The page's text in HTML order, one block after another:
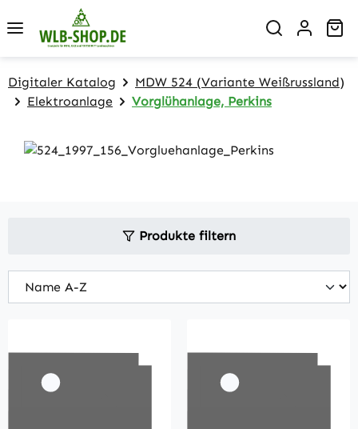
Zum Hauptinhalt springen
Digitaler Katalog
MDW 524 (Variante Weißrussland)
Elektroanlage
Vorglühanlage, Perkins
Produkte filtern